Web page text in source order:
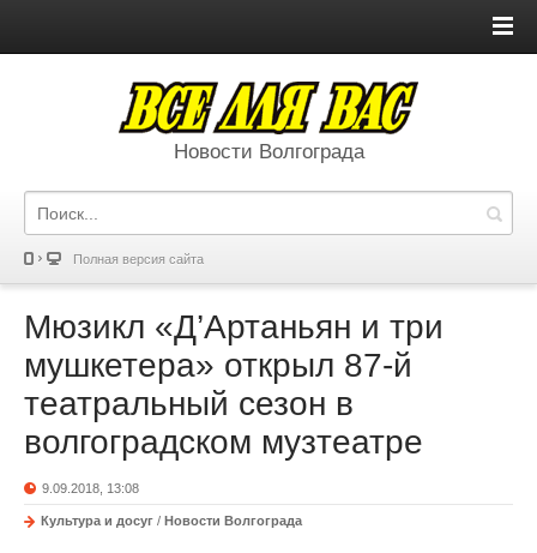
Новости Волгограда
Полная версия сайта
Мюзикл «Д’Артаньян и три
мушкетера» открыл 87-й
театральный сезон в
волгоградском музтеатре
9.09.2018, 13:08
Культура и досуг / Новости Волгограда